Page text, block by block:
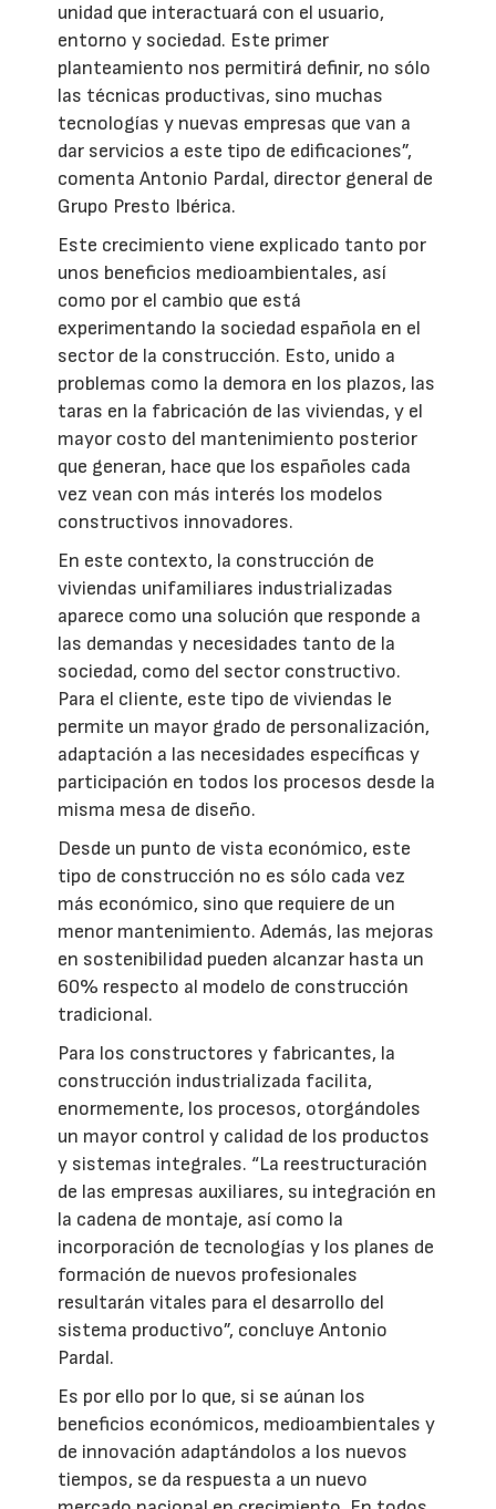
unidad que interactuará con el usuario,
entorno y sociedad. Este primer
planteamiento nos permitirá definir, no sólo
las técnicas productivas, sino muchas
tecnologías y nuevas empresas que van a
dar servicios a este tipo de edificaciones”,
comenta Antonio Pardal, director general de
Grupo Presto Ibérica.
Este crecimiento viene explicado tanto por
unos beneficios medioambientales, así
como por el cambio que está
experimentando la sociedad española en el
sector de la construcción. Esto, unido a
problemas como la demora en los plazos, las
taras en la fabricación de las viviendas, y el
mayor costo del mantenimiento posterior
que generan, hace que los españoles cada
vez vean con más interés los modelos
constructivos innovadores.
En este contexto, la construcción de
viviendas unifamiliares industrializadas
aparece como una solución que responde a
las demandas y necesidades tanto de la
sociedad, como del sector constructivo.
Para el cliente, este tipo de viviendas le
permite un mayor grado de personalización,
adaptación a las necesidades específicas y
participación en todos los procesos desde la
misma mesa de diseño.
Desde un punto de vista económico, este
tipo de construcción no es sólo cada vez
más económico, sino que requiere de un
menor mantenimiento. Además, las mejoras
en sostenibilidad pueden alcanzar hasta un
60% respecto al modelo de construcción
tradicional.
Para los constructores y fabricantes, la
construcción industrializada facilita,
enormemente, los procesos, otorgándoles
un mayor control y calidad de los productos
y sistemas integrales. “La reestructuración
de las empresas auxiliares, su integración en
la cadena de montaje, así como la
incorporación de tecnologías y los planes de
formación de nuevos profesionales
resultarán vitales para el desarrollo del
sistema productivo”, concluye Antonio
Pardal.
Es por ello por lo que, si se aúnan los
beneficios económicos, medioambientales y
de innovación adaptándolos a los nuevos
tiempos, se da respuesta a un nuevo